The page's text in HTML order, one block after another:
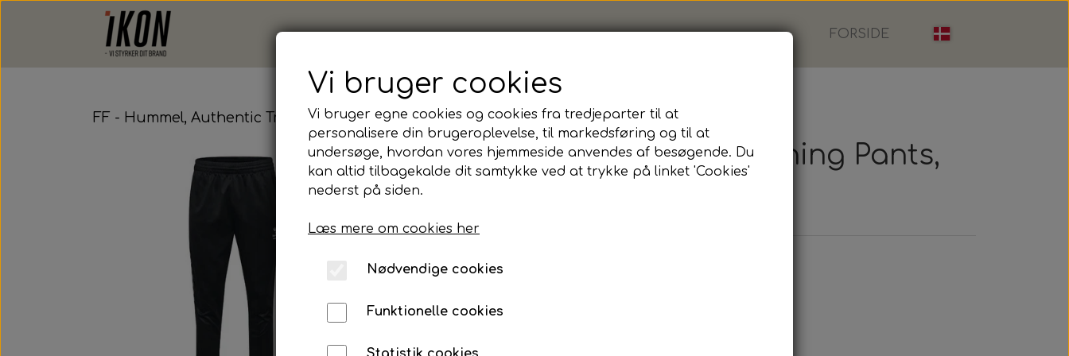
FORSIDE
FF - Hummel, Authentic Training Pants, Junior
FF - Hummel, Authentic Training Pants,
Junior
Størrelse
116 128
Personnavn MAX 15 tegn
Vi bruger cookies
Vi bruger egne cookies og cookies fra tredjeparter til at
personalisere din brugeroplevelse, til markedsføring og til at
undersøge, hvordan vores hjemmeside anvendes af besøgende. Du
kan altid tilbagekalde dit samtykke ved at trykke på linket 'Cookies'
nederst på siden.
Læs mere om cookies her
Nødvendige cookies
Funktionelle cookies